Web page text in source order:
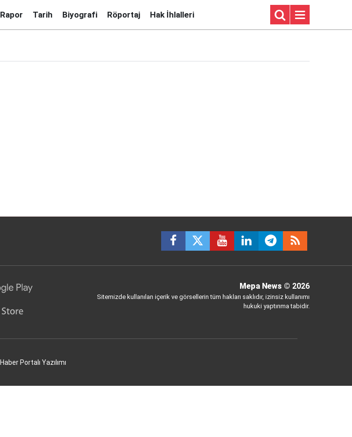
Rapor Tarih Biyografi Röportaj Hak İhlalleri
Mepa News © 2026
Sitemizde kullanılan içerik ve görsellerin tüm hakları saklıdır, izinsiz kullanımı
hukuki yaptırıma tabidir.
Haber Portalı Yazılımı